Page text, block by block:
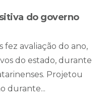
do governo
fez avaliação do ano,
do estado, durante
Projetou
durante...